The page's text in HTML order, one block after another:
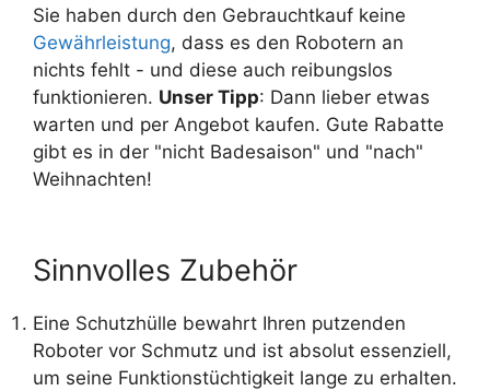
Sie haben durch den Gebrauchtkauf keine
Gewährleistung, dass es den Robotern an
nichts fehlt - und diese auch reibungslos
funktionieren. Unser Tipp: Dann lieber etwas
warten und per Angebot kaufen. Gute Rabatte
gibt es in der "nicht Badesaison" und "nach"
Weihnachten!
Sinnvolles Zubehör
Eine Schutzhülle bewahrt Ihren putzenden
Roboter vor Schmutz und ist absolut essenziell,
um seine Funktionstüchtigkeit lange zu erhalten.